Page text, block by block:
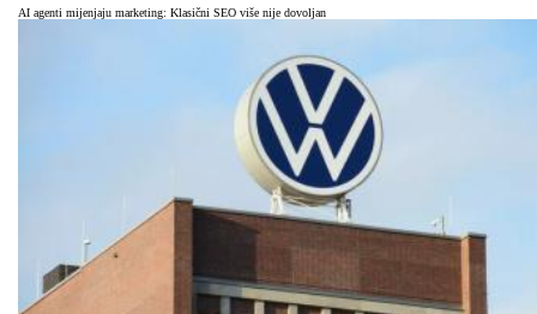
AI agenti mijenjaju marketing: Klasični SEO više nije dovoljan